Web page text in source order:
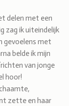
delen met een
zag ik uiteindelijk
gevoelens met
belde ik mijn
van jonge
hoor!
zette en haar